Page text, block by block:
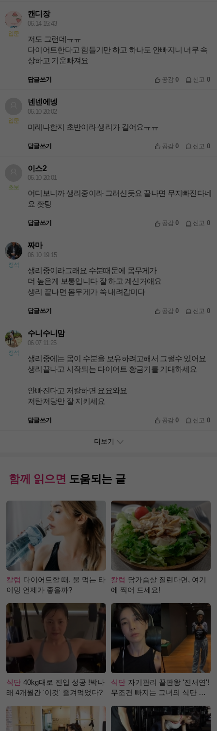
입문
캔디장
06.14 15:43
저도 그런데ㅠㅠ
다이어트한다고 힘들기만 하고 하나도 안빠지니 너무 속
상하고 기운빠져요
답글쓰기 공감0 신고 0
입문
넨넨에넹
06.10 20:02
미레나한지 초반이라 생리가 길어요ㅠㅠ
답글쓰기 공감0 신고 0
초보
이스2
06.10 20:01
어디보니까 생리중이라 그러신듯요 끝나면 무지빠진다네
요 홧팅
답글쓰기 공감0 신고 0
정석
짜마
06.10 19:15
생리중이라그래요 수분때문에 몸무게가
더 높은게 보통입니다 잘 하고 계신거애요
생리 끝나면 몸무게가 쑥 내려갑미다
답글쓰기 공감0 신고 0
정석
수니수니맘
06.07 11:25
생리중에는 몸이 수분을 보유하려고해서 그럴수 있어요
생리끝나고 시작되는 다이어트 황금기를 기대하세요
안빠진다고 저칼하면 요요와요
저탄저당만 잘 지키세요
답글쓰기 공감0 신고 0
더보기
함께 읽으면 도움되는 글
칼럼 다이어트할 때, 물 먹는 타
이밍 언제가 좋을까?
칼럼 닭가슴살 질린다면, 여기
에 찍어 드세요!
식단 40kg대로 진입 성공 !박나
래 4개월간 '이것' 즐겨먹었다?
식단 자기관리 끝판왕 '진서연'!
무조건 빠지는 그녀의 식단 정